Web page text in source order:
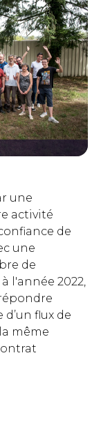
une
activité
de
une
de
l'année 2022,
d’un flux de
même